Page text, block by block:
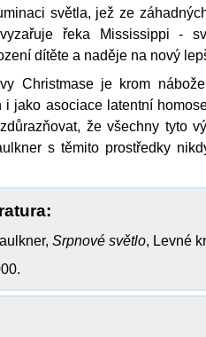
světla, jež ze
řeka Mississippi -
dítěte a naděje na nový
Christmase je krom
i jako asociace latentní
že všechny tyto
s těmito prostředky
Srpnové světlo, Levné